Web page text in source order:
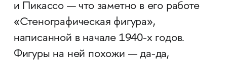
и Пикассо — что заметно в его работе
«Стенографическая фигура»,
написанной в начале 1940-х годов.
Фигуры на ней похожи — да-да,